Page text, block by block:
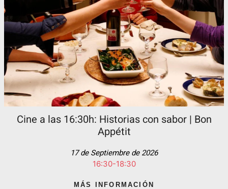
Cine a las 16:30h: Historias con sabor | Bon
Appétit
17 de Septiembre de 2026
16:30-18:30
MÁS INFORMACIÓN